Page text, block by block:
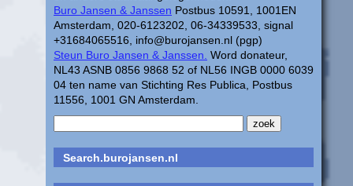
Buro Jansen & Janssen Postbus 10591, 1001EN
Amsterdam, 020-6123202, 06-34339533, signal
+31684065516, info@burojansen.nl (pgp)
Steun Buro Jansen & Janssen. Word donateur,
NL43 ASNB 0856 9868 52 of NL56 INGB 0000 6039
04 ten name van Stichting Res Publica, Postbus
11556, 1001 GN Amsterdam.
Search.burojansen.nl